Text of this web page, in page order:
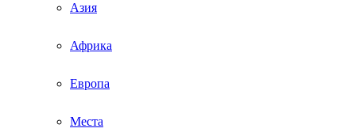
Азия
Африка
Европа
Места